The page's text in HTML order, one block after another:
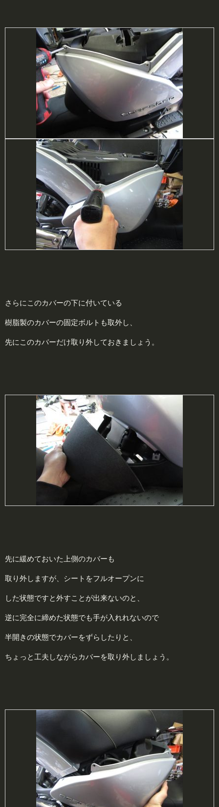
さらにこのカバーの下に付いている
樹脂製のカバーの固定ボルトも取外し、
先にこのカバーだけ取り外しておきましょう。
先に緩めておいた上側のカバーも
取り外しますが、シートをフルオープンに
した状態ですと外すことが出来ないのと、
逆に完全に締めた状態でも手が入れれないので
半開きの状態でカバーをずらしたりと、
ちょっと工夫しながらカバーを取り外しましょう。